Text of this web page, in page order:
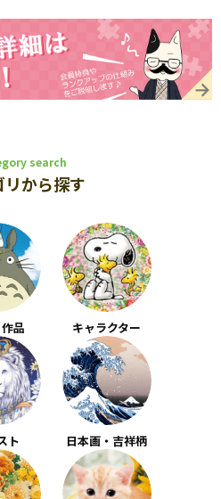
search
リから探す
品 キャラクター
ト 日本画・吉祥柄